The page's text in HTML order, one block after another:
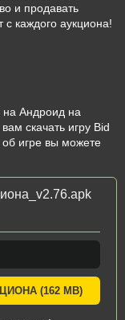
и продавать
каждого аукциона!
на Андроид на
скачать игру Bid
игре вы можете
(162 MB)